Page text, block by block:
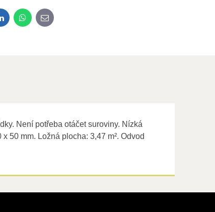
LinkedInWhatsApp
E-mail
Není potřeba otáčet suroviny. Nízká
50 mm. Ložná plocha: 3,47 m². Odvod